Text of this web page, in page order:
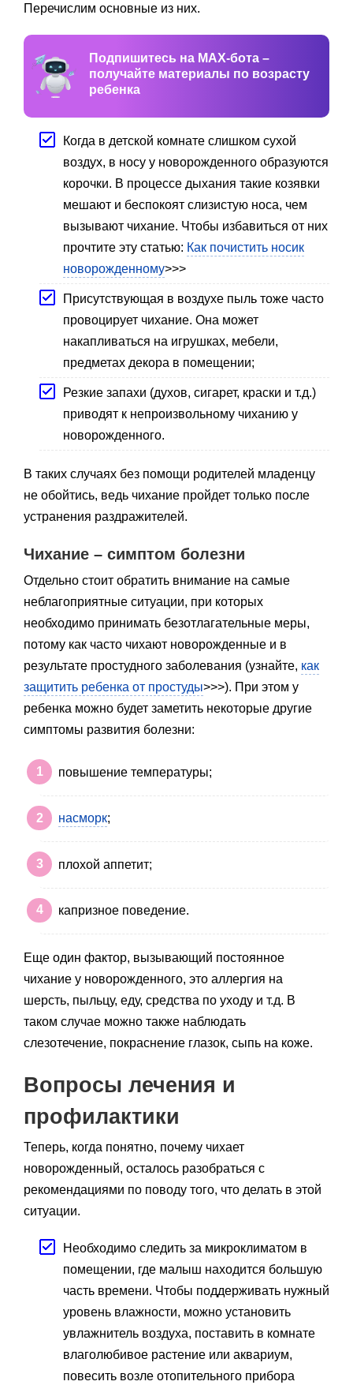
Перечислим основные из них.
Подпишитесь на MAX-бота –
получайте материалы по возрасту
ребенка
Когда в детской комнате слишком сухой
воздух, в носу у новорожденного образуются
корочки. В процессе дыхания такие козявки
мешают и беспокоят слизистую носа, чем
вызывают чихание. Чтобы избавиться от них
прочтите эту статью: Как почистить носик
новорожденному>>>
Присутствующая в воздухе пыль тоже часто
провоцирует чихание. Она может
накапливаться на игрушках, мебели,
предметах декора в помещении;
Резкие запахи (духов, сигарет, краски и т.д.)
приводят к непроизвольному чиханию у
новорожденного.
В таких случаях без помощи родителей младенцу
не обойтись, ведь чихание пройдет только после
устранения раздражителей.
Чихание – симптом болезни
Отдельно стоит обратить внимание на самые
неблагоприятные ситуации, при которых
необходимо принимать безотлагательные меры,
потому как часто чихают новорожденные и в
результате простудного заболевания (узнайте, как
защитить ребенка от простуды>>>). При этом у
ребенка можно будет заметить некоторые другие
симптомы развития болезни:
повышение температуры;
насморк;
плохой аппетит;
капризное поведение.
Еще один фактор, вызывающий постоянное
чихание у новорожденного, это аллергия на
шерсть, пыльцу, еду, средства по уходу и т.д. В
таком случае можно также наблюдать
слезотечение, покраснение глазок, сыпь на коже.
Вопросы лечения и
профилактики
Теперь, когда понятно, почему чихает
новорожденный, осталось разобраться с
рекомендациями по поводу того, что делать в этой
ситуации.
Необходимо следить за микроклиматом в
помещении, где малыш находится большую
часть времени. Чтобы поддерживать нужный
уровень влажности, можно установить
увлажнитель воздуха, поставить в комнате
влаголюбивое растение или аквариум,
повесить возле отопительного прибора